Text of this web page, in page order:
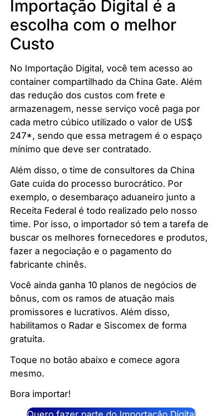
Importação Digital é a
escolha com o melhor
Custo
No Importação Digital, você tem acesso ao
container compartilhado da China Gate. Além
das redução dos custos com frete e
armazenagem, nesse serviço você paga por
cada metro cúbico utilizado o valor de US$
247*, sendo que essa metragem é o espaço
mínimo que deve ser contratado.
Além disso, o time de consultores da China
Gate cuida do processo burocrático. Por
exemplo, o desembaraço aduaneiro junto a
Receita Federal é todo realizado pelo nosso
time. Por isso, o importador só tem a tarefa de
buscar os melhores fornecedores e produtos,
fazer a negociação e o pagamento do
fabricante chinês.
Você ainda ganha 10 planos de negócios de
bônus, com os ramos de atuação mais
promissores e lucrativos. Além disso,
habilitamos o Radar e Siscomex de forma
gratuita.
Toque no botão abaixo e comece agora
mesmo.
Bora importar!